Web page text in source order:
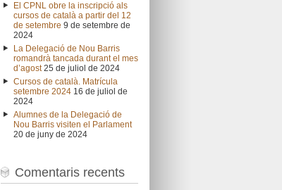
El CPNL obre la inscripció als
cursos de català a partir del 12
de setembre 9 de setembre de
2024
La Delegació de Nou Barris
romandrà tancada durant el mes
d’agost 25 de juliol de 2024
Cursos de català. Matrícula
setembre 2024 16 de juliol de
2024
Alumnes de la Delegació de
Nou Barris visiten el Parlament
20 de juny de 2024
Comentaris recents